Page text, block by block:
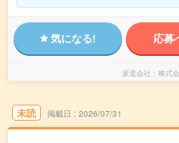
気になる! 応募
派遣会社 株式
未読 掲載日 2026/07/31